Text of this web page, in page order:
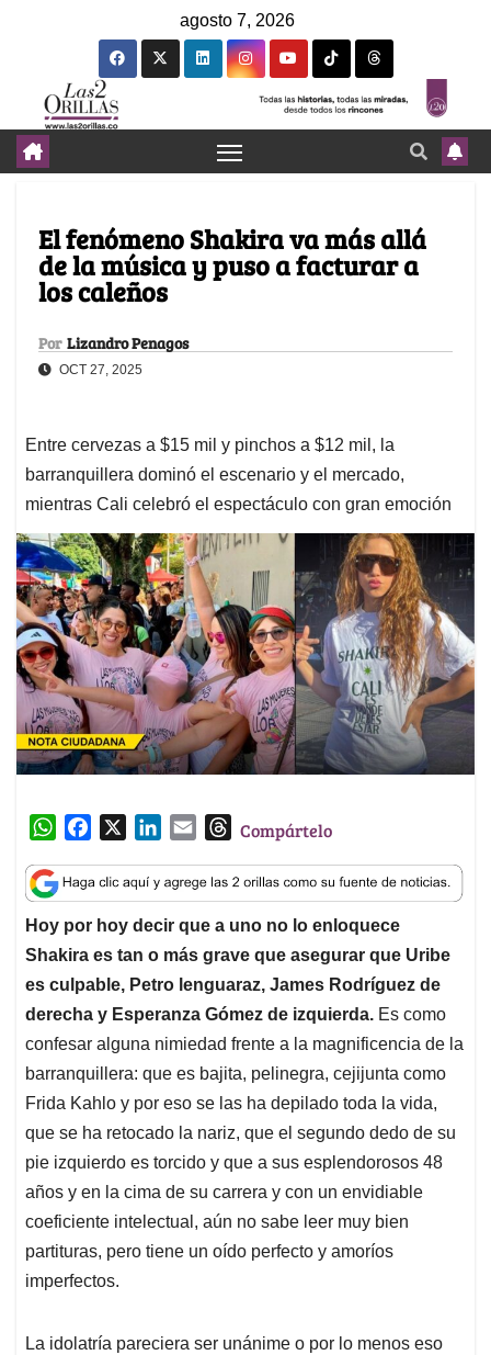
agosto 7, 2026
El fenómeno Shakira va más allá
de la música y puso a facturar a
los caleños
Por Lizandro Penagos
OCT 27, 2025
Entre cervezas a $15 mil y pinchos a $12 mil, la
barranquillera dominó el escenario y el mercado,
mientras Cali celebró el espectáculo con gran emoción
W
a
t
s
A
p
p
c
e
b
o
o
k
n
k
e
d
I
n
a
i
l
T
r
e
a
d
s
Compártelo
Hoy por hoy decir que a uno no lo enloquece
Shakira es tan o más grave que asegurar que Uribe
es culpable, Petro lenguaraz, James Rodríguez de
derecha y Esperanza Gómez de izquierda. Es como
confesar alguna nimiedad frente a la magnificencia de la
barranquillera: que es bajita, pelinegra, cejijunta como
Frida Kahlo y por eso se las ha depilado toda la vida,
que se ha retocado la nariz, que el segundo dedo de su
pie izquierdo es torcido y que a sus esplendorosos 48
años y en la cima de su carrera y con un envidiable
coeficiente intelectual, aún no sabe leer muy bien
partituras, pero tiene un oído perfecto y amoríos
imperfectos.
La idolatría pareciera ser unánime o por lo menos eso